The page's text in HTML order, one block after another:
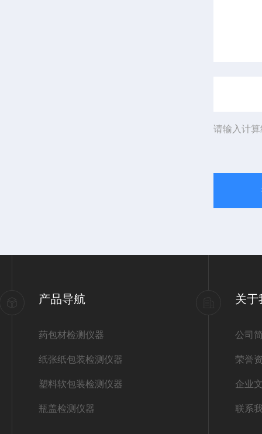
请输入计
产品导航
药包材检测仪器
纸张纸包装检测仪器
塑料软包装检测仪器
瓶盖检测仪器
关于
公司
荣誉
企业
联系